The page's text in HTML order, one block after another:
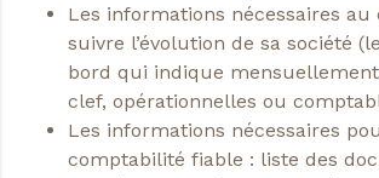
Les informations nécessaires
suivre l’évolution de sa société
bord qui indique
clef, opérationnelles ou
Les informations nécessaires
comptabilité fiable : liste des